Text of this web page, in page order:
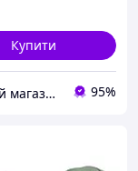
Купити
Дитячий магазин "Плюшевий Зайка" 95%